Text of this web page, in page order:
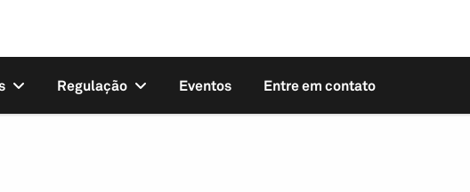
Regulação Eventos Entre em contato